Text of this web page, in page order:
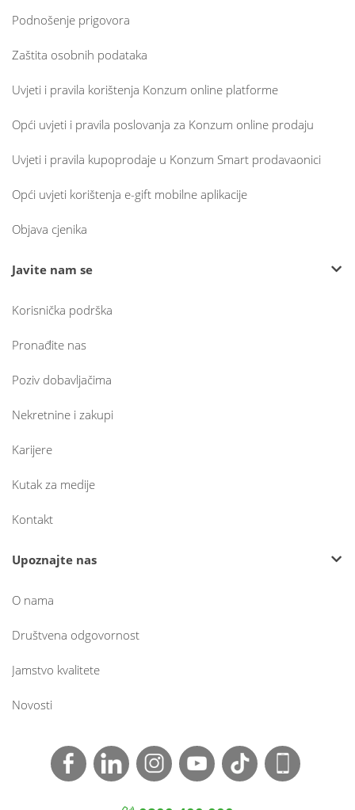
Podnošenje prigovora
Zaštita osobnih podataka
Uvjeti i pravila korištenja Konzum online platforme
Opći uvjeti i pravila poslovanja za Konzum online prodaju
Uvjeti i pravila kupoprodaje u Konzum Smart prodavaonici
Opći uvjeti korištenja e-gift mobilne aplikacije
Objava cjenika
Javite nam se
Korisnička podrška
Pronađite nas
Poziv dobavljačima
Nekretnine i zakupi
Karijere
Kutak za medije
Kontakt
Upoznajte nas
O nama
Društvena odgovornost
Jamstvo kvalitete
Novosti